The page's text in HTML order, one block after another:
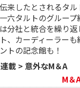
来したとされるタ
六タルトのグループ
分社と統合を繰り
、カーディーラーも
トの記念館も！
連載 > 意外なM＆A
M＆